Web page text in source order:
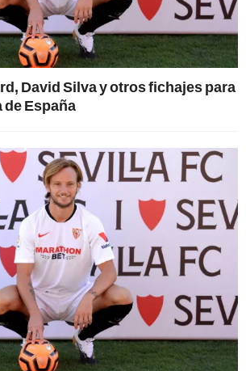
David Silva y otros fichajes para
de España